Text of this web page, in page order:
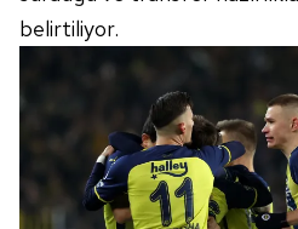
belirtiliyor.